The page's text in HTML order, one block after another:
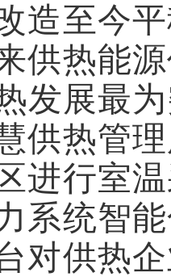
造至今
供热能
发展最
供热管
进行室
系统智
对供热